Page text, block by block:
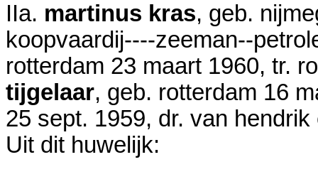
IIa. martinus kras, geb.
koopvaardij----zeeman--
rotterdam 23 maart 1960, tr.
tijgelaar, geb. rotterdam 16
25 sept. 1959, dr. van
Uit dit huwelijk: